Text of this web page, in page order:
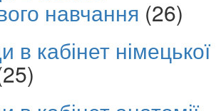
навчання (26)
в кабінет німецької